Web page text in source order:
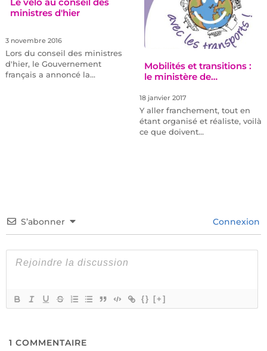
ministres d'hier
3 novembre 2016
Lors du conseil des ministres
d'hier, le Gouvernement
français a annoncé la…
Mobilités et transitions :
le ministère de…
18 janvier 2017
Y aller franchement, tout en
étant organisé et réaliste, voilà
ce que doivent…
S’abonner Connexion
{} [+]
1 COMMENTAIRE